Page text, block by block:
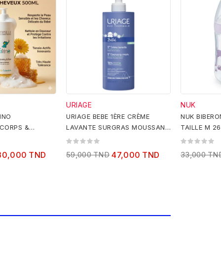
&
TND
URIAGE
URIAGE BEBE 1ÈRE CRÈME
LAVANTE SURGRAS MOUSSANT
500ML
59,000 TND 47,000 TND
NUK
NUK
TAILLE M
33,000